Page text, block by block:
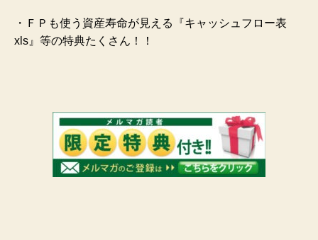
・ＦＰも使う資産寿命が見える『キャッシュフロー表
xls』等の特典たくさん！！